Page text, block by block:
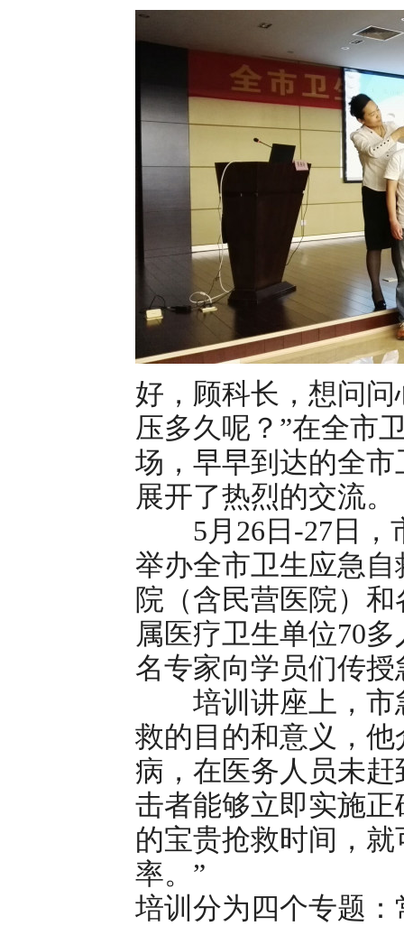
好，顾科长，想问
压多久呢？”在全市
场，早早到达的全
展开了热烈的交流。
5月26日-27日，
举办全市卫生应急
院（含民营医院）
属医疗卫生单位70
名专家向学员们传
培训讲座上，市
救的目的和意义，
病，在医务人员未
击者能够立即实施
的宝贵抢救时间，
率。”
培训分为四个专题